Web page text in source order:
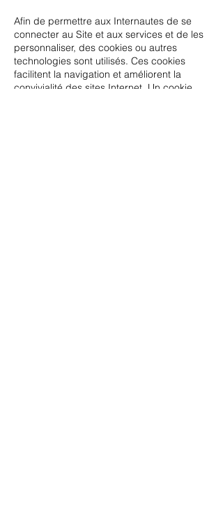
Afin de permettre aux Internautes de se
connecter au Site et aux services et de les
personnaliser, des cookies ou autres
technologies sont utilisés. Ces cookies
facilitent la navigation et améliorent la
convivialité des sites Internet. Un cookie